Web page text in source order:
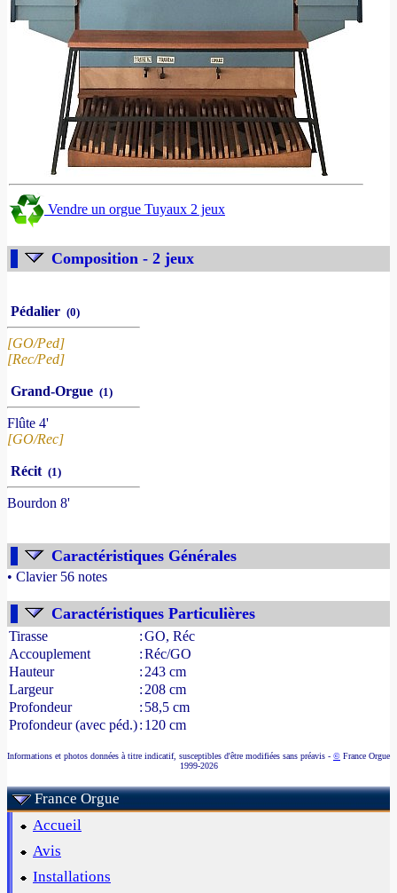
Vendre un orgue Tuyaux 2 jeux
Composition - 2 jeux
Pédalier (0)
[GO/Ped]
[Rec/Ped]
Grand-Orgue (1)
Flûte 4'
[GO/Rec]
Récit (1)
Bourdon 8'
Caractéristiques Générales
• Clavier 56 notes
Caractéristiques Particulières
Tirasse :GO, Réc
Accouplement
:Réc/GO
Hauteur
: 243 cm
Largeur
: 208 cm
Profondeur
: 58,5 cm
Profondeur (avec péd.): 120 cm
Informations et photos données à titre indicatif, susceptibles d'être modifiées sans préavis - © France Orgue
1999-2026
France Orgue
Accueil
Avis
Installations